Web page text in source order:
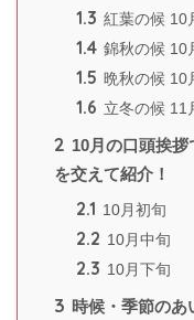
1.3 紅葉の候 10
1.4 錦秋の候 10
1.5 晩秋の候 10
1.6 立冬の候 11
2 10月の口頭挨
を交えて紹介！
2.1 10月初旬
2.2 10月中旬
2.3 10月下旬
3 時候・季節のあ